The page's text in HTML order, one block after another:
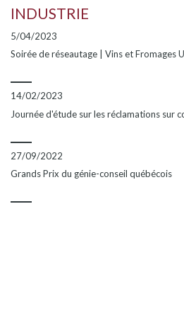
INDUSTRIE
5/04/2023
Soirée de réseautage | Vins et Fromages
14/02/2023
Journée d'étude sur les réclamations sur
27/09/2022
Grands Prix du génie-conseil québécois